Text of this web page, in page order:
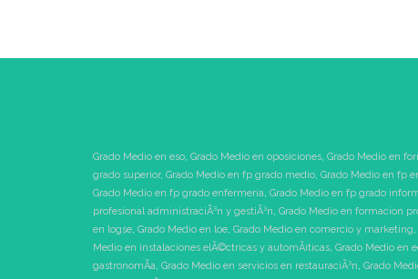
Grado Medio en eso, Grado Medio en oposiciones, Grado Medio en
grado superior, Grado Medio en fp grado medio, Grado Medio en fp
Grado Medio en fp grado enfermeria, Grado Medio en fp grado
profesional administraciÃ³n y gestiÃ³n, Grado Medio en formacion
en logse, Grado Medio en loe, Grado Medio en comercio y marketing,
Medio en instalaciones elÃ©ctricas y automÃ¡ticas, Grado Medio en
gastronomÃ­a, Grado Medio en servicios en restauraciÃ³n, Grado